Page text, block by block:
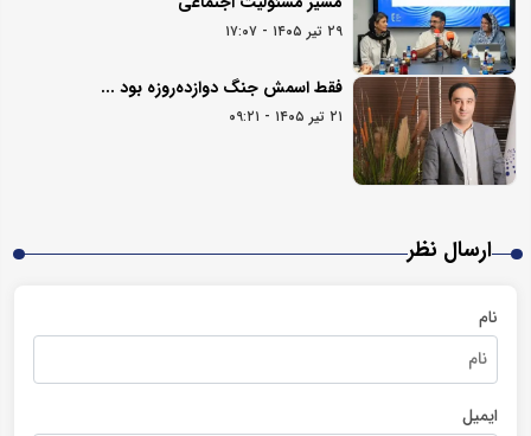
۲۹ تیر ۱۴۰۵ - ۱۷:۰۷
فقط اسمش جنگ دوازده‌روزه بود ...
۲۱ تیر ۱۴۰۵ - ۰۹:۲۱
ارسال نظر
نام
ایمیل